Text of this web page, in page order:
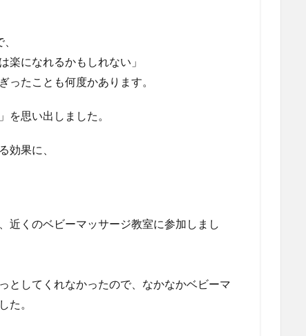
楽になれるかもしれない」
ったことも何度かあります。
を思い出しました。
効果に、
近くのベビーマッサージ教室に参加しまし
としてくれなかったので、なかなかベビーマ
た。